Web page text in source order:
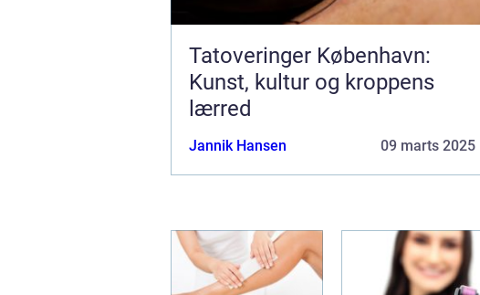
Tatoveringer København:
Kunst, kultur og kroppens
lærred
Jannik Hansen 09 marts 2025